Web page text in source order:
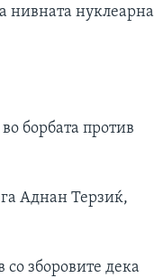
нивната нуклеарна
борбата против
Аднан Терзиќ,
зборовите дека